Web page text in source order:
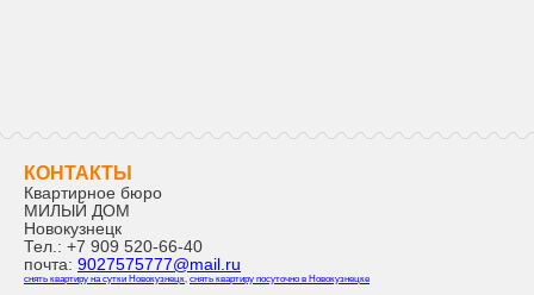
КОНТАКТЫ
Квартирное бюро
МИЛЫЙ ДОМ
Новокузнецк
Тел.: +7 909 520-66-40
почта: 9027575777@mail.ru
снять квартиру на сутки Новокузнецк, снять квартиру посуточно в Новокузнецке